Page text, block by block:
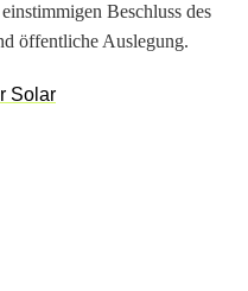
Beschluss des
öffentliche Auslegung.